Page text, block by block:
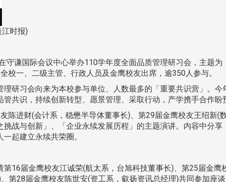
时报)
谦国际会议中心举办110学年度全面品质管理研习会，主题为
校一、二级主管、行政人员及金鹰校友出席，逾350人参与。
习会向来为本校参与单位、人数最多的「重要共识营」。今
共识，持续创新转型、愿景管理、采取行动，产学携手合作盼
进财(会计系，稳懋半导体董事长)、第29届金鹰校友王绍新(
战与创新」、「企业永续发展历程」的主题演讲。内容中分
起建立永续共荣圈。
届金鹰校友江诚荣(航太系，台旭科技董事长)、第25届金鹰
第28届金鹰校友陈世安(资工系，叡扬资讯总经理)共同参加座